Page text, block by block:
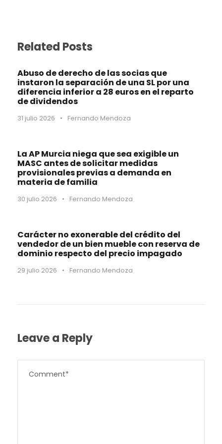
Related Posts
Abuso de derecho de las socias que
instaron la separación de una SL por una
diferencia inferior a 28 euros en el reparto
de dividendos
31 julio 2026 • Fernando Mendoza
La AP Murcia niega que sea exigible un
MASC antes de solicitar medidas
provisionales previas a demanda en
materia de familia
30 julio 2026 • Fernando Mendoza
Carácter no exonerable del crédito del
vendedor de un bien mueble con reserva de
dominio respecto del precio impagado
29 julio 2026 • Fernando Mendoza
Leave a Reply